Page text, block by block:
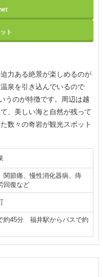
ト
力ある絶景が楽しめるのが
泉を引き込んでいるので
うのが特徴です。周辺は越
、美しい海と自然が残って
数々の奇岩が観光スポット
関節痛、慢性消化器病、痔
回復など
約45分 福井駅からバスで約